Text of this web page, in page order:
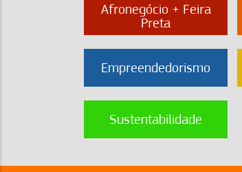
Afronegócio + Feira
Preta
Empreendedorismo
Sustentabilidade